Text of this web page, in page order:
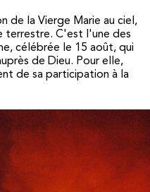
de la Vierge Marie au ciel,
terrestre. C'est l'une des
célébrée le 15 août, qui
de Dieu. Pour elle,
de sa participation à la